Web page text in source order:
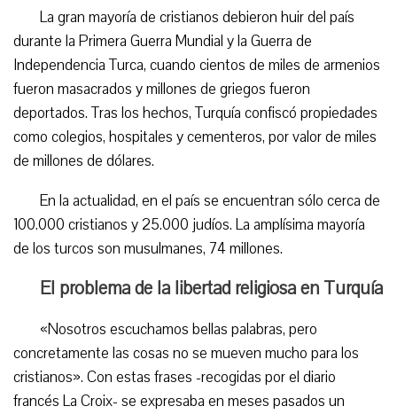
La gran mayoría de cristianos debieron huir del país
durante la Primera Guerra Mundial y la Guerra de
Independencia Turca, cuando cientos de miles de armenios
fueron masacrados y millones de griegos fueron
deportados. Tras los hechos, Turquía confiscó propiedades
como colegios, hospitales y cementeros, por valor de miles
de millones de dólares.
En la actualidad, en el país se encuentran sólo cerca de
100.000 cristianos y 25.000 judíos. La amplísima mayoría
de los turcos son musulmanes, 74 millones.
El problema de la libertad religiosa en Turquía
«Nosotros escuchamos bellas palabras, pero
concretamente las cosas no se mueven mucho para los
cristianos». Con estas frases -recogidas por el diario
francés La Croix- se expresaba en meses pasados un